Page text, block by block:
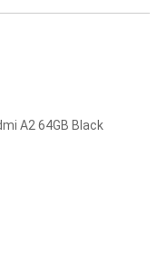
A2 64GB Black